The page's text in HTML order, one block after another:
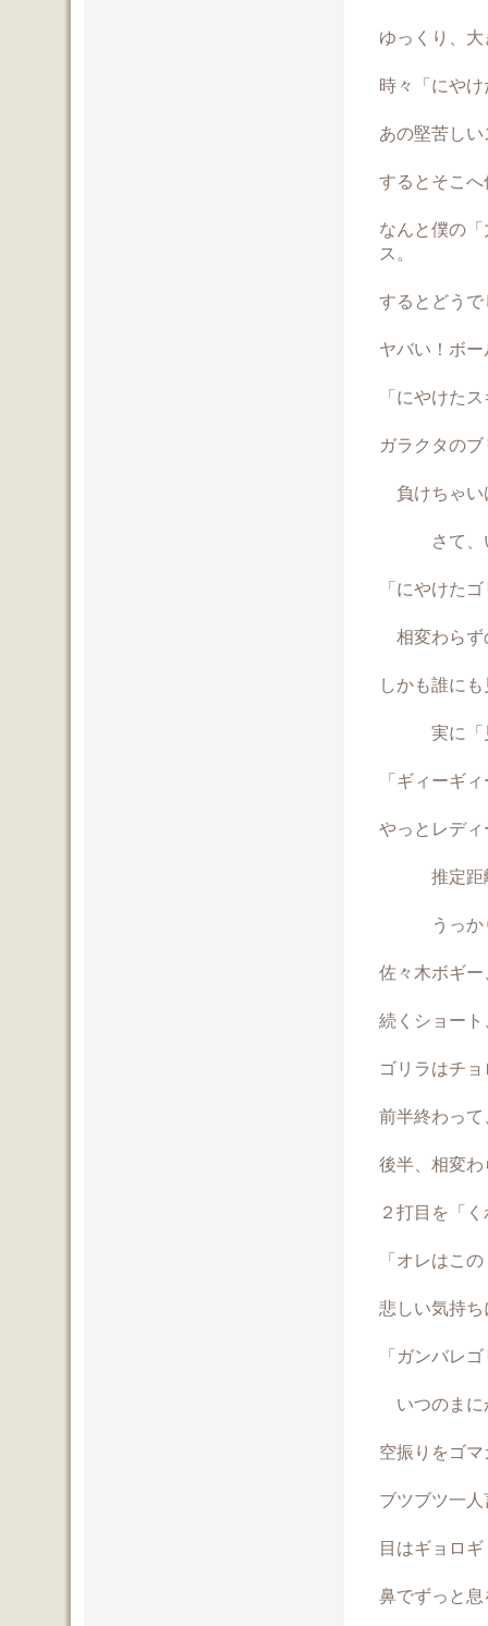
ゆっくり、
時々「にや
あの堅苦し
するとそこ
なんと僕の
ス。
するとどう
ヤバい！ボー
「にやけた
ガラクタの
負けちゃい
さて、い
「にやけた
相変わらず
しかも誰に
実に「見
「ギィーギ
やっとレデ
推定距離
うっかり
佐々木ボギ
続くショー
ゴリラはチ
前半終わっ
後半、相変
２打目を「
「オレはこ
悲しい気持
「ガンバレ
いつのまに
空振りをゴ
ブツブツ一
目はギョロ
鼻でずっと